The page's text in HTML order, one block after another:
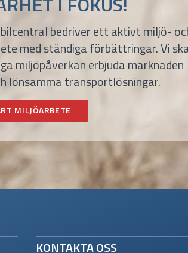
bedriver ett aktivt miljö-
med ständiga förbättringar. Vi
miljöpåverkan erbjuda marknaden
lönsamma transportlösningar.
MILJÖARBETE
KONTAKTA OSS